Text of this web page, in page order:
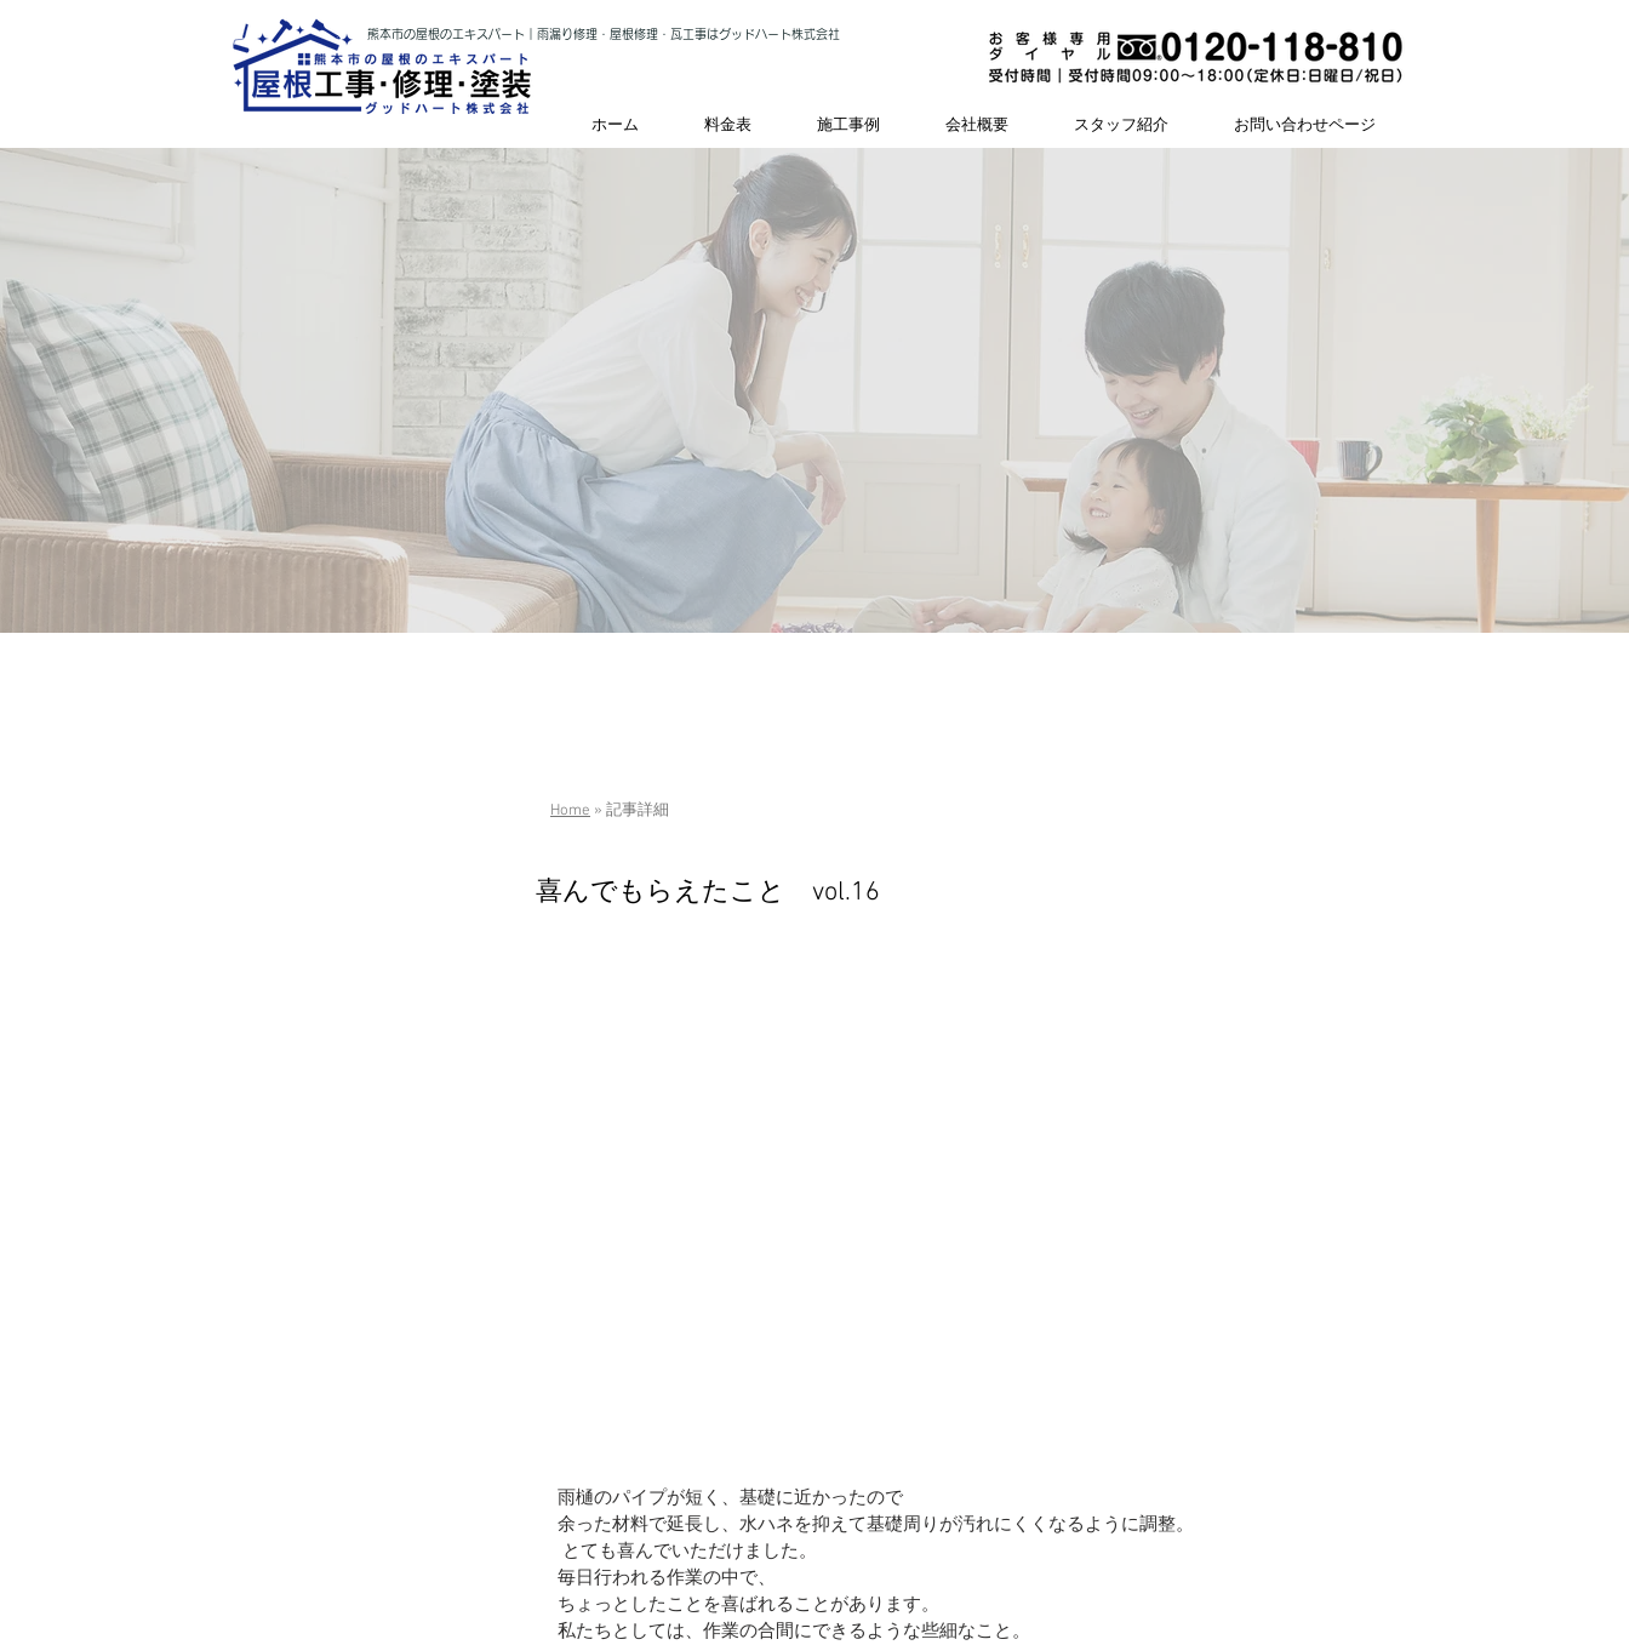
熊本市の屋根のエキスパート｜雨漏り修理・屋根修理・瓦工事はグッドハート株式会社
ホーム 料金表 施工事例 会社概要 スタッフ紹介 お問い合わせページ
Home » 記事詳細
喜んでもらえたこと vol.16
雨樋のパイプが短く、基礎に近かったので
余った材料で延長し、水ハネを抑えて基礎周りが汚れにくくなるように調整。
とても喜んでいただけました。
毎日行われる作業の中で、
ちょっとしたことを喜ばれることがあります。
私たちとしては、作業の合間にできるような些細なこと。